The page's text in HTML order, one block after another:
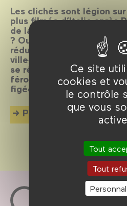
Ce site
cookies et
le contrôle
que vous
Tout
Tout
Les clichés sont légion
plus filmée d’Italie après
de la pizza, la Camorra,
? Oui, il y en aura aussi,
réduit à rien de tout cela,
ville‑oxymore où les
se réinventent sans
féroce, déjouant toutes
figées.
Plus d'info